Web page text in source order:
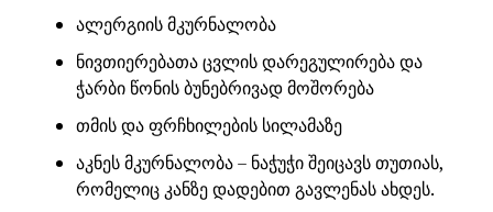
ალერგიის მკურნალობა
ნივთიერებათა ცვლის დარეგულირება და
ჭარბი წონის ბუნებრივად მოშორება
თმის და ფრჩხილების სილამაზე
აკნეს მკურნალობა – ნაჭუჭი შეიცავს თუთიას,
რომელიც კანზე დადებით გავლენას ახდეს.